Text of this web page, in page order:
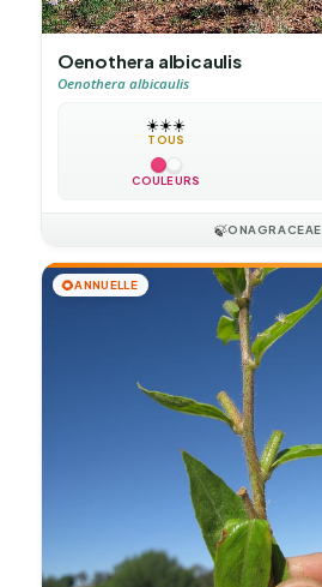
Oenothera albicaulis
Oenothera albicaulis
☀️☀️☀️
TOUS
COULEURS
🍃ONAGRACEAE
🌻ANNUELLE